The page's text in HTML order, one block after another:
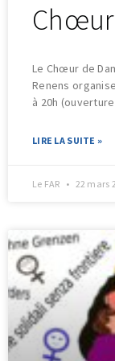
Chœur
Le Chœur de
Renens
à 20h
LIRE LA SUITE »
Le FAR 22 mars